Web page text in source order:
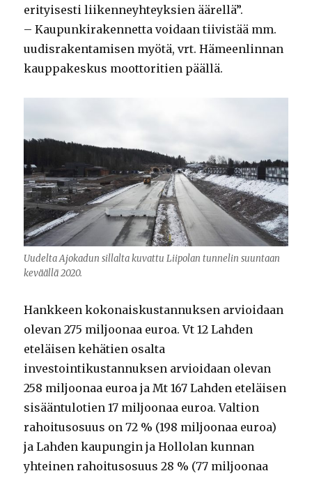
erityisesti liikenneyhteyksien äärellä”.
– Kaupunkirakennetta voidaan tiivistää mm.
uudisrakentamisen myötä, vrt. Hämeenlinnan
kauppakeskus moottoritien päällä.
Uudelta Ajokadun sillalta kuvattu Liipolan tunnelin suuntaan
keväällä 2020.
Hankkeen kokonaiskustannuksen arvioidaan
olevan 275 miljoonaa euroa. Vt 12 Lahden
eteläisen kehätien osalta
investointikustannuksen arvioidaan olevan
258 miljoonaa euroa ja Mt 167 Lahden eteläisen
sisääntulotien 17 miljoonaa euroa. Valtion
rahoitusosuus on 72 % (198 miljoonaa euroa)
ja Lahden kaupungin ja Hollolan kunnan
yhteinen rahoitusosuus 28 % (77 miljoonaa